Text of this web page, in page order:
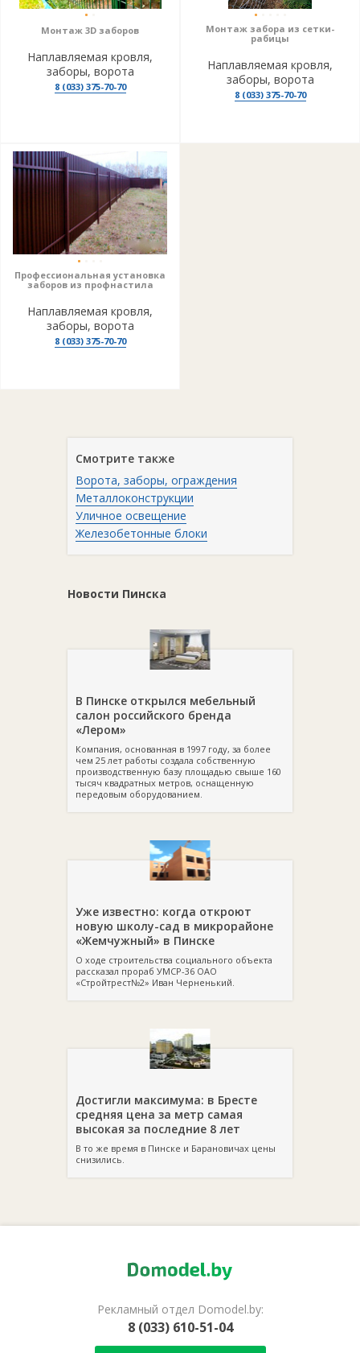
Монтаж 3D заборов
Наплавляемая кровля,
заборы, ворота
8 (033) 375-70-70
Монтаж забора из сетки-
рабицы
Наплавляемая кровля,
заборы, ворота
8 (033) 375-70-70
Профессиональная установка
заборов из профнастила
Наплавляемая кровля,
заборы, ворота
8 (033) 375-70-70
Смотрите также
Ворота, заборы, ограждения
Металлоконструкции
Уличное освещение
Железобетонные блоки
Новости Пинска
В Пинске открылся мебельный
салон российского бренда
«Лером»
Компания, основанная в 1997 году, за более
чем 25 лет работы создала собственную
производственную базу площадью свыше 160
тысяч квадратных метров, оснащенную
передовым оборудованием.
Уже известно: когда откроют
новую школу-сад в микрорайоне
«Жемчужный» в Пинске
О ходе строительства социального объекта
рассказал прораб УМСР-36 ОАО
«Стройтрест№2» Иван Черненький.
Достигли максимума: в Бресте
средняя цена за метр самая
высокая за последние 8 лет
В то же время в Пинске и Барановичах цены
снизились.
Рекламный отдел Domodel.by:
8 (033) 610-51-04